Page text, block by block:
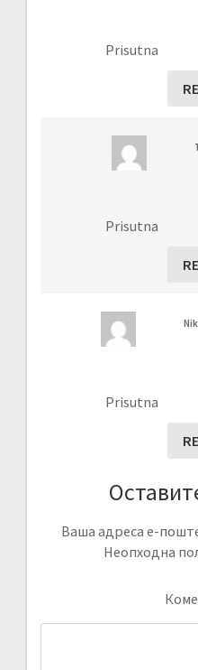
Prisutna
Prisutna
Prisutna
Ваша адреса е-
Неопходна